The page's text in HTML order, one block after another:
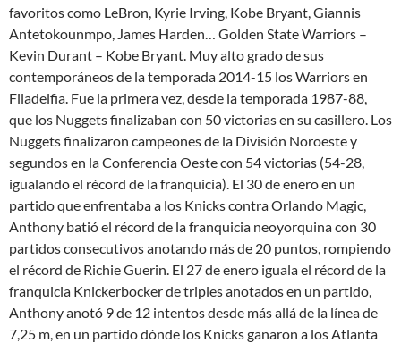
favoritos como LeBron, Kyrie Irving, Kobe Bryant, Giannis
Antetokounmpo, James Harden… Golden State Warriors –
Kevin Durant – Kobe Bryant. Muy alto grado de sus
contemporáneos de la temporada 2014-15 los Warriors en
Filadelfia. Fue la primera vez, desde la temporada 1987-88,
que los Nuggets finalizaban con 50 victorias en su casillero. Los
Nuggets finalizaron campeones de la División Noroeste y
segundos en la Conferencia Oeste con 54 victorias (54-28,
igualando el récord de la franquicia). El 30 de enero en un
partido que enfrentaba a los Knicks contra Orlando Magic,
Anthony batió el récord de la franquicia neoyorquina con 30
partidos consecutivos anotando más de 20 puntos, rompiendo
el récord de Richie Guerin. El 27 de enero iguala el récord de la
franquicia Knickerbocker de triples anotados en un partido,
Anthony anotó 9 de 12 intentos desde más allá de la línea de
7,25 m, en un partido dónde los Knicks ganaron a los Atlanta